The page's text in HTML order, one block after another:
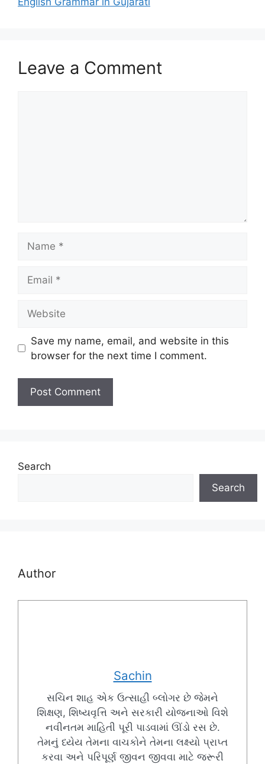
Leave a Comment
Save my name, email, and website in this
browser for the next time I comment.
Search
Search
Author
Sachin
સચિન શાહ એક ઉત્સાહી બ્લોગર છે જેમને
શિક્ષણ, શિષ્યવૃત્તિ અને સરકારી યોજનાઓ વિશે
નવીનતમ માહિતી પૂરી પાડવામાં ઊંડો રસ છે.
તેમનું ધ્યેય તેમના વાચકોને તેમના લક્ષ્યો પ્રાપ્ત
કરવા અને પરિપૂર્ણ જીવન જીવવા માટે જરૂરી